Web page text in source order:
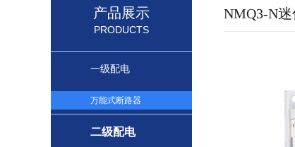
产品展示
PRODUCTS
一级配电
万能式断路器
二级配电
NMQ3-N